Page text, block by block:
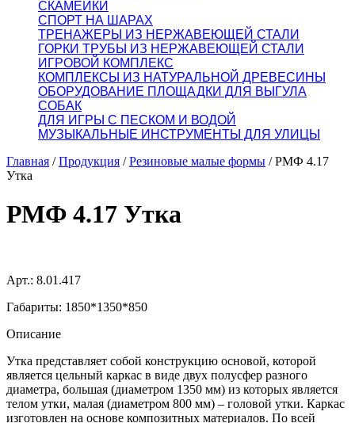
СКАМЕЙКИ
СПОРТ НА ШАРАХ
ТРЕНАЖЕРЫ ИЗ НЕРЖАВЕЮЩЕЙ СТАЛИ
ГОРКИ ТРУБЫ ИЗ НЕРЖАВЕЮЩЕЙ СТАЛИ
ИГРОВОЙ КОМПЛЕКС
КОМПЛЕКСЫ ИЗ НАТУРАЛЬНОЙ ДРЕВЕСИНЫ
ОБОРУДОВАНИЕ ПЛОЩАДКИ ДЛЯ ВЫГУЛА
СОБАК
ДЛЯ ИГРЫ С ПЕСКОМ И ВОДОЙ
МУЗЫКАЛЬНЫЕ ИНСТРУМЕНТЫ ДЛЯ УЛИЦЫ
Главная /Продукция /Резиновые малые формы /РМФ 4.17
Утка
РМФ 4.17 Утка
Арт.: 8.01.417
Габариты: 1850*1350*850
Описание
Утка представляет собой конструкцию основой, которой
является цельный каркас в виде двух полусфер разного
диаметра, большая (диаметром 1350 мм) из которых является
телом утки, малая (диаметром 800 мм) – головой утки. Каркас
изготовлен на основе композитных материалов. По всей